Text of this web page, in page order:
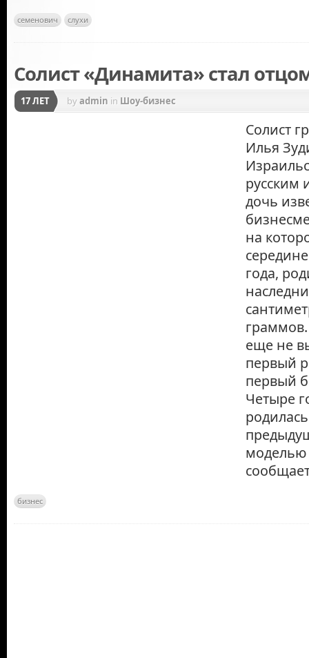
семенович слухи
Солист «Динамита» стал
17 ЛЕТ byadmin in Шоу-бизнес
Солист
Илья
русским
дочь
на
года,
еще не
первый
первый
Четыре
моделью
бизнес